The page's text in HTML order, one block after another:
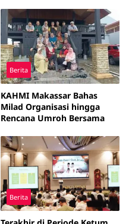
Berita
KAHMI Makassar Bahas
Milad Organisasi hingga
Rencana Umroh Bersama
Berita